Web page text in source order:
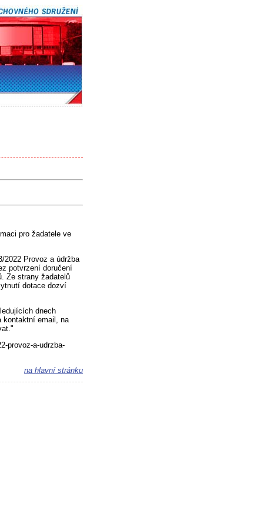
pro žadatele ve
2022 Provoz a údržba
potvrzení doručení
Ze strany žadatelů
dotace dozví
dnech
kontaktní email, na
provoz-a-udrzba-
na hlavní stránku